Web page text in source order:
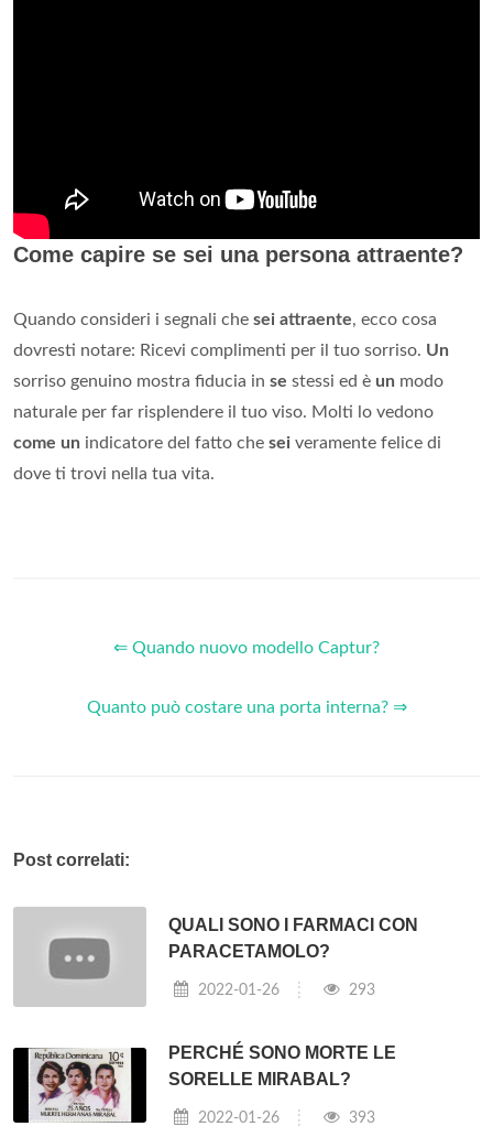
Come capire se sei una persona attraente?
Quando consideri i segnali che sei attraente, ecco cosa
dovresti notare: Ricevi complimenti per il tuo sorriso. Un
sorriso genuino mostra fiducia in se stessi ed è un modo
naturale per far risplendere il tuo viso. Molti lo vedono
come un indicatore del fatto che sei veramente felice di
dove ti trovi nella tua vita.
⇐ Quando nuovo modello Captur?
Quanto può costare una porta interna? ⇒
Post correlati:
QUALI SONO I FARMACI CON
PARACETAMOLO?
2022-01-26 293
PERCHÉ SONO MORTE LE
SORELLE MIRABAL?
2022-01-26 393